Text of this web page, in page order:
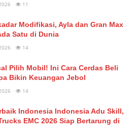
11
Modifikasi, Ayla dan Gran Max
Satu di Dunia
14
Pilih Mobil! Ini Cara Cerdas Beli
Bikin Keuangan Jebol
14
Indonesia Indonesia Adu Skill,
EMC 2026 Siap Bertarung di